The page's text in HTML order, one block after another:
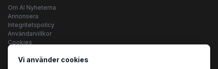
Om AI Nyheterna
Annonsera
Integritetspolicy
Användarvillkor
Cookies
Vi använder cookies